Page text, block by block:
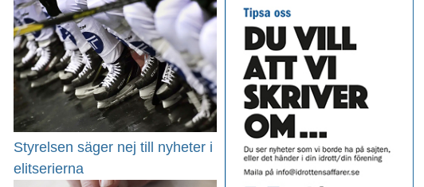
Styrelsen säger nej till nyheter i
elitserierna